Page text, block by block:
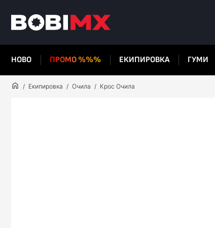
НОВО ПРОМО %%% ЕКИПИРОВКА ГУМИ
Екипировка Очила Крос Очила